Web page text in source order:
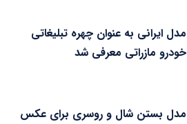
مدل ایرانی به عنوان چهره تبلیغاتی
خودرو مازراتی معرفی شد
مدل بستن شال و روسری برای عکس